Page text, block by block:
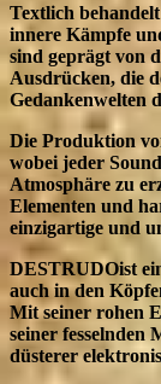
Textlich
innere Kämpfe
sind geprägt von
Ausdrücken, die
Gedankenwelten
Die Produktion
wobei jeder
Atmosphäre zu
Elementen und
einzigartige und
DESTRUDOist
auch in den
Mit seiner rohen
seiner fesselnden
düsterer